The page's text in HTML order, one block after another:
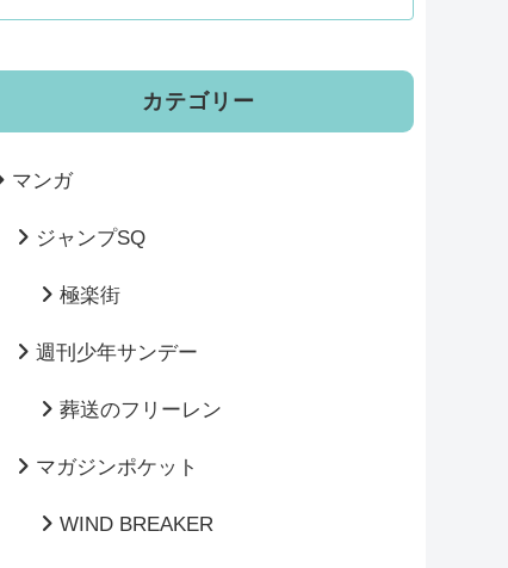
カテゴリー
マンガ
ジャンプSQ
極楽街
週刊少年サンデー
葬送のフリーレン
マガジンポケット
WIND BREAKER